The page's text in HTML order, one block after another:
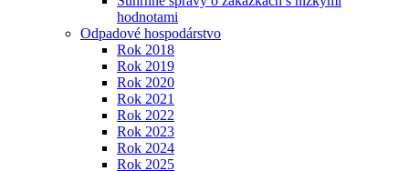
hodnotami
Odpadové hospodárstvo
Rok 2018
Rok 2019
Rok 2020
Rok 2021
Rok 2022
Rok 2023
Rok 2024
Rok 2025